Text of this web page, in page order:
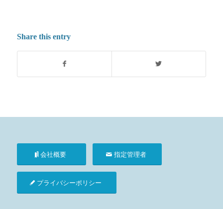
Share this entry
会社概要 指定管理者
プライバシーポリシー